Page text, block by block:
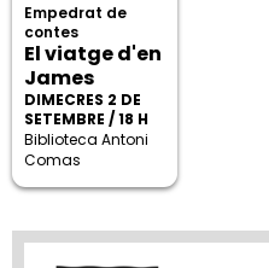
Empedrat de
contes
El viatge d'en
James
DIMECRES 2 DE
SETEMBRE / 18 H
Biblioteca Antoni
Comas